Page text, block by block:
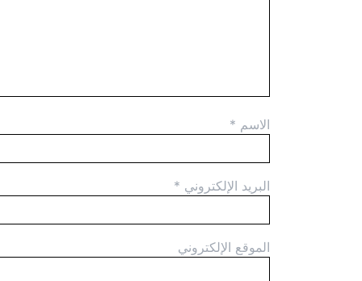
الاسم *
البريد الإلكتروني *
الموقع الإلكتروني